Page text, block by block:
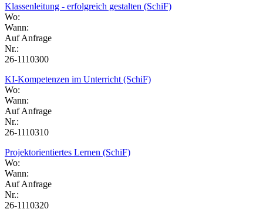
Klassenleitung - erfolgreich gestalten (SchiF)
Wo:
Wann:
Auf Anfrage
Nr.:
26-1110300
KI-Kompetenzen im Unterricht (SchiF)
Wo:
Wann:
Auf Anfrage
Nr.:
26-1110310
Projektorientiertes Lernen (SchiF)
Wo:
Wann:
Auf Anfrage
Nr.:
26-1110320